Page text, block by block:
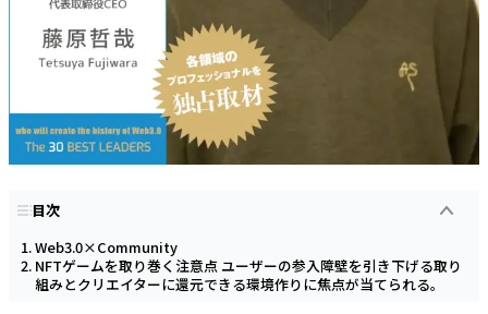
目次
Web3.0×Community
NFTゲームを取り巻く注意点 ユーザーの参入障壁を引き下げる取り
組みとクリエイターに還元できる環境作りに焦点が当てられる。